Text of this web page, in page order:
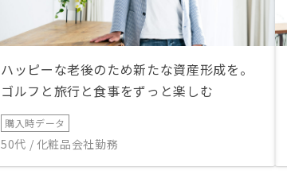
ハッピーな老後のため新たな資産形成を。
ゴルフと旅行と食事をずっと楽しむ
購入時データ
50代 / 化粧品会社勤務